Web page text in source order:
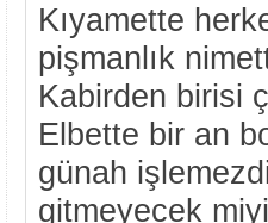
Kıyamette
pişmanlık
Kabirden birisi
Elbette bir an
günah
gitmeyecek